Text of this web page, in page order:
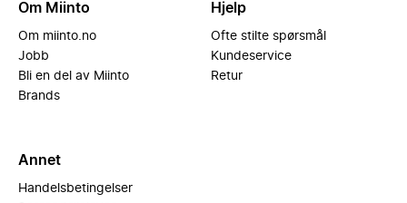
Om Miinto
Om miinto.no
Jobb
Bli en del av Miinto
Brands
Hjelp
Ofte stilte spørsmål
Kundeservice
Retur
Annet
Handelsbetingelser